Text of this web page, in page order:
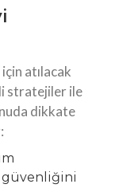
atılacak
stratejiler ile
dikkate